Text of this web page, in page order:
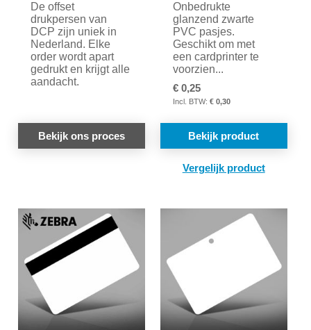
De offset
drukpersen van
DCP zijn uniek in
Nederland. Elke
order wordt apart
gedrukt en krijgt alle
aandacht.
Bekijk ons proces
Onbedrukte
glanzend zwarte
PVC pasjes.
Geschikt om met
een cardprinter te
voorzien...
€ 0,25
€ 0,30
Bekijk product